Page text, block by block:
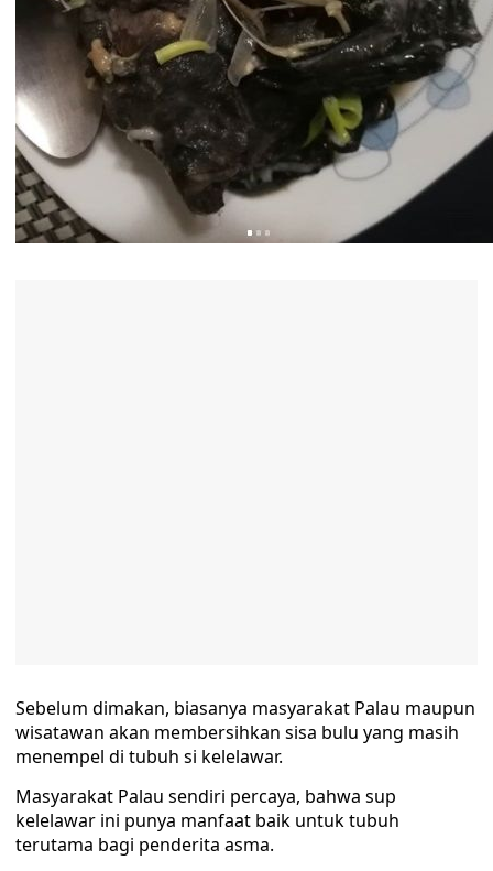
Sebelum dimakan, biasanya masyarakat Palau maupun
wisatawan akan membersihkan sisa bulu yang masih
menempel di tubuh si kelelawar.
Masyarakat Palau sendiri percaya, bahwa sup
kelelawar ini punya manfaat baik untuk tubuh
terutama bagi penderita asma.